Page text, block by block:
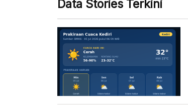
Data Stories Terkini